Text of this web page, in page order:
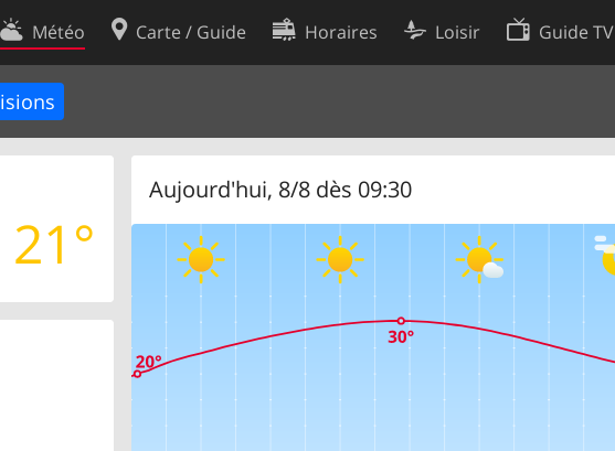
Météo Carte / Guide Horaires Loisir Guide TV
21°
Aujourd'hui, 8/8 dès 09:30
Contact
Conditions d’utilisation
Préférences de cookies